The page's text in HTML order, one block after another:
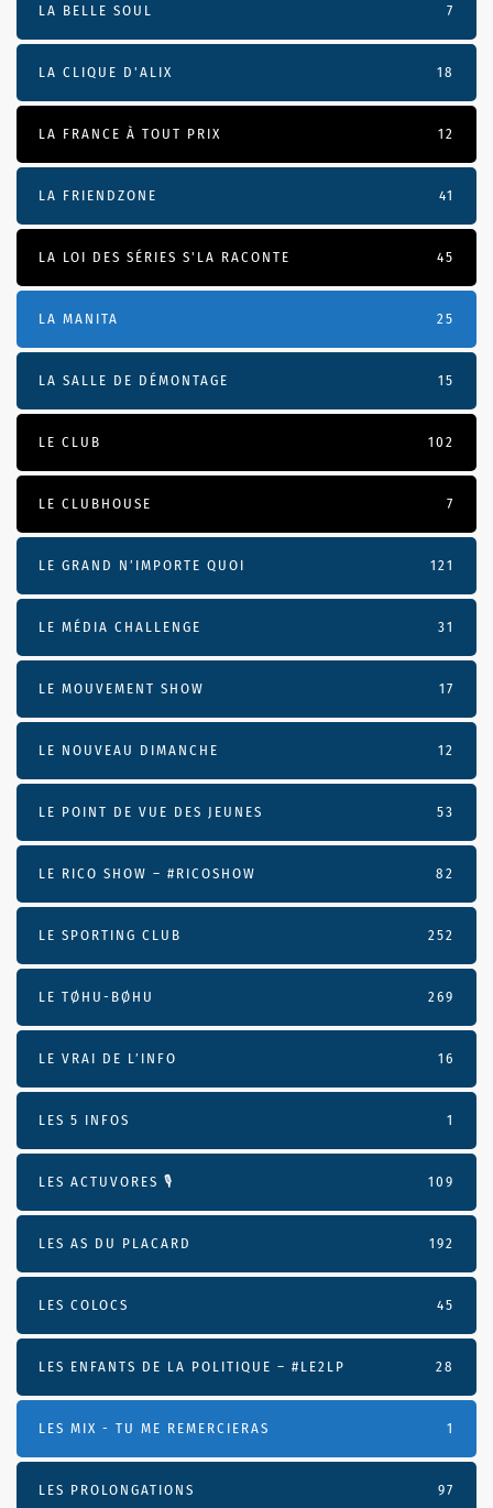
LA BELLE SOUL 7
LA CLIQUE D'ALIX 18
LA FRANCE À TOUT PRIX 12
LA FRIENDZONE 41
LA LOI DES SÉRIES S'LA RACONTE 45
LA MANITA 25
LA SALLE DE DÉMONTAGE 15
LE CLUB 102
LE CLUBHOUSE 7
LE GRAND N’IMPORTE QUOI 121
LE MÉDIA CHALLENGE 31
LE MOUVEMENT SHOW 17
LE NOUVEAU DIMANCHE 12
LE POINT DE VUE DES JEUNES 53
LE RICO SHOW – #RICOSHOW 82
LE SPORTING CLUB 252
LE TØHU-BØHU 269
LE VRAI DE L’INFO 16
LES 5 INFOS 1
LES ACTUVORES 🎙 109
LES AS DU PLACARD 192
LES COLOCS 45
LES ENFANTS DE LA POLITIQUE – #LE2LP 28
LES MIX - TU ME REMERCIERAS 1
LES PROLONGATIONS 97